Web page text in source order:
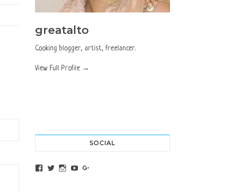
greatalto
Cooking blogger, artist, freelancer.
View Full Profile →
SOCIAL
View altochef’s profile on Facebook
View jovancica73’s profile on Twitter
View jovancica73’s profile on Instagram
View jovancica73’s profile on YouTube